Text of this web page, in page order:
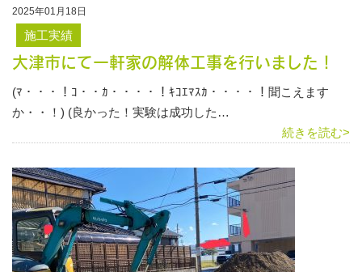
2025年01月18日
施工実績
大津市にて一軒家の解体工事を行いました！
(ﾏ・・・！ｺ・・ｶ・・・・！ｷｺｴﾏｽｶ・・・・！聞こえます
か・・！) (良かった！実験は成功した…
続きを読む>